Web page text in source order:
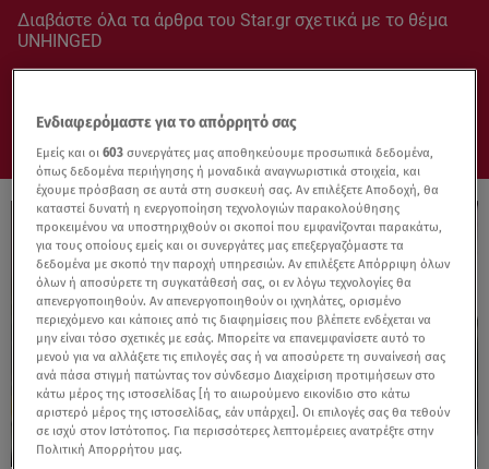
Διαβάστε όλα τα άρθρα του Star.gr σχετικά με το θέμα
UNHINGED
Ενδιαφερόμαστε για το απόρρητό σας
Εμείς και οι603 συνεργάτες μας αποθηκεύουμε προσωπικά δεδομένα,
όπως δεδομένα περιήγησης ή μοναδικά αναγνωριστικά στοιχεία, και
έχουμε πρόσβαση σε αυτά στη συσκευή σας. Αν επιλέξετε Αποδοχή, θα
καταστεί δυνατή η ενεργοποίηση τεχνολογιών παρακολούθησης
προκειμένου να υποστηριχθούν οι σκοποί που εμφανίζονται παρακάτω,
για τους οποίους εμείς και οι συνεργάτες μας επεξεργαζόμαστε τα
δεδομένα με σκοπό την παροχή υπηρεσιών. Αν επιλέξετε Απόρριψη όλων
όλων ή αποσύρετε τη συγκατάθεσή σας, οι εν λόγω τεχνολογίες θα
απενεργοποιηθούν. Αν απενεργοποιηθούν οι ιχνηλάτες, ορισμένο
περιεχόμενο και κάποιες από τις διαφημίσεις που βλέπετε ενδέχεται να
μην είναι τόσο σχετικές με εσάς. Μπορείτε να επανεμφανίσετε αυτό το
μενού για να αλλάξετε τις επιλογές σας ή να αποσύρετε τη συναίνεσή σας
ανά πάσα στιγμή πατώντας τον σύνδεσμο Διαχείριση προτιμήσεων στο
κάτω μέρος της ιστοσελίδας [ή το αιωρούμενο εικονίδιο στο κάτω
αριστερό μέρος της ιστοσελίδας, εάν υπάρχει]. Οι επιλογές σας θα τεθούν
σε ισχύ στον Ιστότοπος. Για περισσότερες λεπτομέρειες ανατρέξτε στην
Πολιτική Απορρήτου μας.